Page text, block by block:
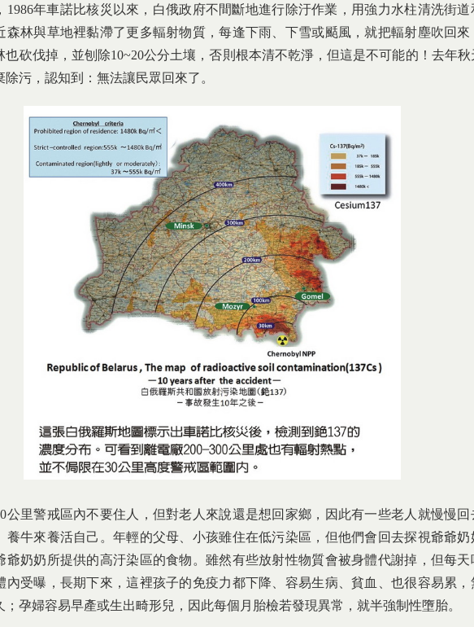
1986年車諾比核災以來，白俄政府不間斷地進行除汙作業，用強力水柱清洗街道
森林與草地裡黏滯了更多輻射物質，每逢下雨、下雪或颳風，就把輻射塵吹回來
也砍伐掉，並刨除10~20公分土壤，否則根本清不乾淨，但這是不可能的！去年秋
污，認知到：無法讓民眾回來了。
公里警戒區內不要住人，但對老人來說還是想回家鄉，因此有一些老人就慢慢回
養牛來養活自己。年輕的父母、小孩雖住在低污染區，但他們會回去探視爺爺奶
爺奶奶所提供的高汙染區的食物。雖然有些放射性物質會被身體代謝掉，但每天
內受曝，長期下來，這裡孩子的免疫力都下降、容易生病、貧血、也很容易累，
；孕婦容易早產或生出畸形兒，因此每個月胎檢若發現異常，就半強制性墮胎。